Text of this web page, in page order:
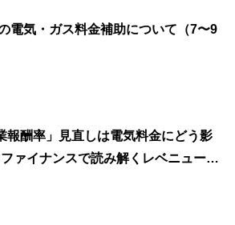
電気・ガス料金補助について（7〜9
報酬率」見直しは電気料金にどう影